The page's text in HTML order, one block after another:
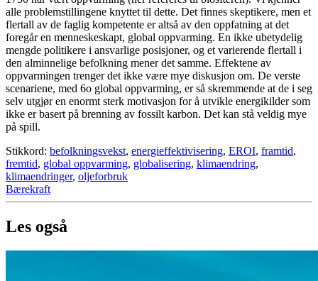
alle problemstillingene knyttet til dette. Det finnes skeptikere, men et
flertall av de faglig kompetente er altså av den oppfatning at det
foregår en menneskeskapt, global oppvarming. En ikke ubetydelig
mengde politikere i ansvarlige posisjoner, og et varierende flertall i
den alminnelige befolkning mener det samme. Effektene av
oppvarmingen trenger det ikke være mye diskusjon om. De verste
scenariene, med 6o global oppvarming, er så skremmende at de i seg
selv utgjør en enormt sterk motivasjon for å utvikle energikilder som
ikke er basert på brenning av fossilt karbon. Det kan stå veldig mye
på spill.
Stikkord: befolkningsvekst, energieffektivisering, EROI, framtid,
fremtid, global oppvarming, globalisering, klimaendring,
klimaendringer, oljeforbruk
Bærekraft
Les også